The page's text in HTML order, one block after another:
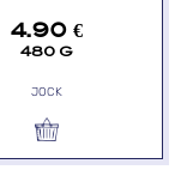
4.90 €
480 G
JOCK